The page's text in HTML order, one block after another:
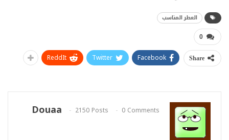
العطر المناسب
0
Share
Facebook
Twitter
ReddIt
Douaa 2150 Posts 0 Comments